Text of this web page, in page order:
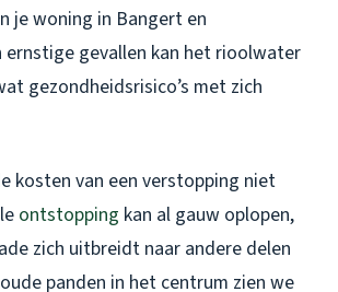
je woning in Bangert en
ernstige gevallen kan het rioolwater
gezondheidsrisico’s met zich
kosten van een verstopping niet
ontstopping kan al gauw oplopen,
zich uitbreidt naar andere delen
panden in het centrum zien we